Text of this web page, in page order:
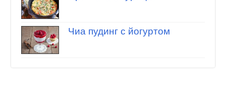
Чиа пудинг с йогуртом